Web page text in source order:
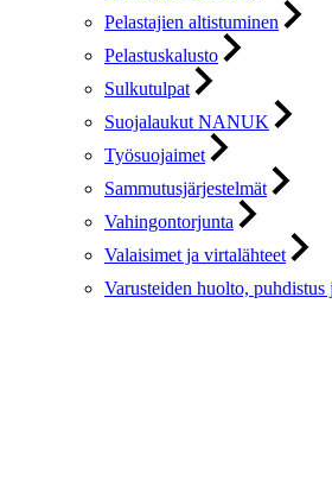
Pelastajien altistuminen
Pelastuskalusto
Sulkutulpat
Suojalaukut NANUK
Työsuojaimet
Sammutusjärjestelmät
Vahingontorjunta
Valaisimet ja virtalähteet
Varusteiden huolto, puhdistus